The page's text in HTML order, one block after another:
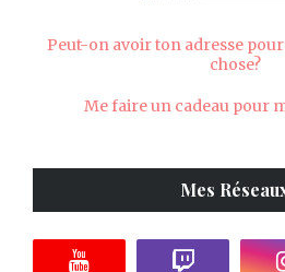
Peut-on avoir ton adresse
chose?
Me faire un cadeau pour
Mes